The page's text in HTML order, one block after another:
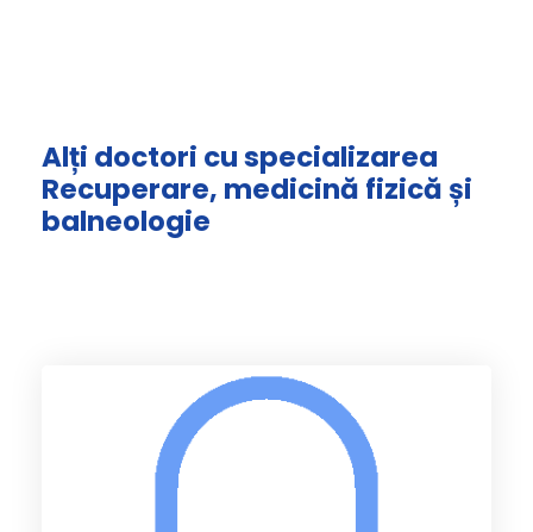
Alți doctori cu specializarea
Recuperare, medicină fizică și
balneologie